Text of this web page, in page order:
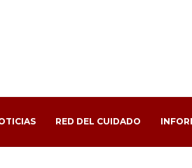
RED DEL CUIDADO